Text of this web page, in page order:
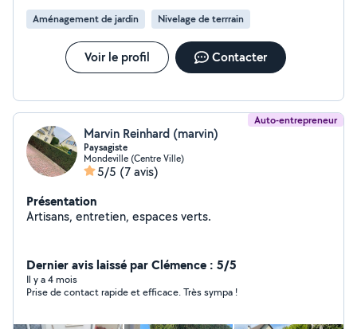
Aménagement de jardin Nivelage de terrrain
Voir le profil Contacter
Auto-entrepreneur
Marvin Reinhard (marvin)
Paysagiste
Mondeville (Centre Ville)
5/5 (7 avis)
Présentation
Artisans, entretien, espaces verts.
Dernier avis laissé par Clémence : 5/5
Il y a 4 mois
Prise de contact rapide et efficace. Très sympa !